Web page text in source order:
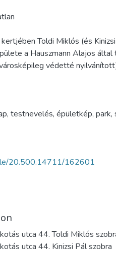
Toldi Miklós (és
a Hauszmann Alajos
védetté
, testnevelés, épületkép, park,
20.500.14711/162601
utca 44. Toldi Miklós
utca 44. Kinizsi Pál szobra